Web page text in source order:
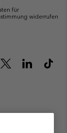
für
widerrufen